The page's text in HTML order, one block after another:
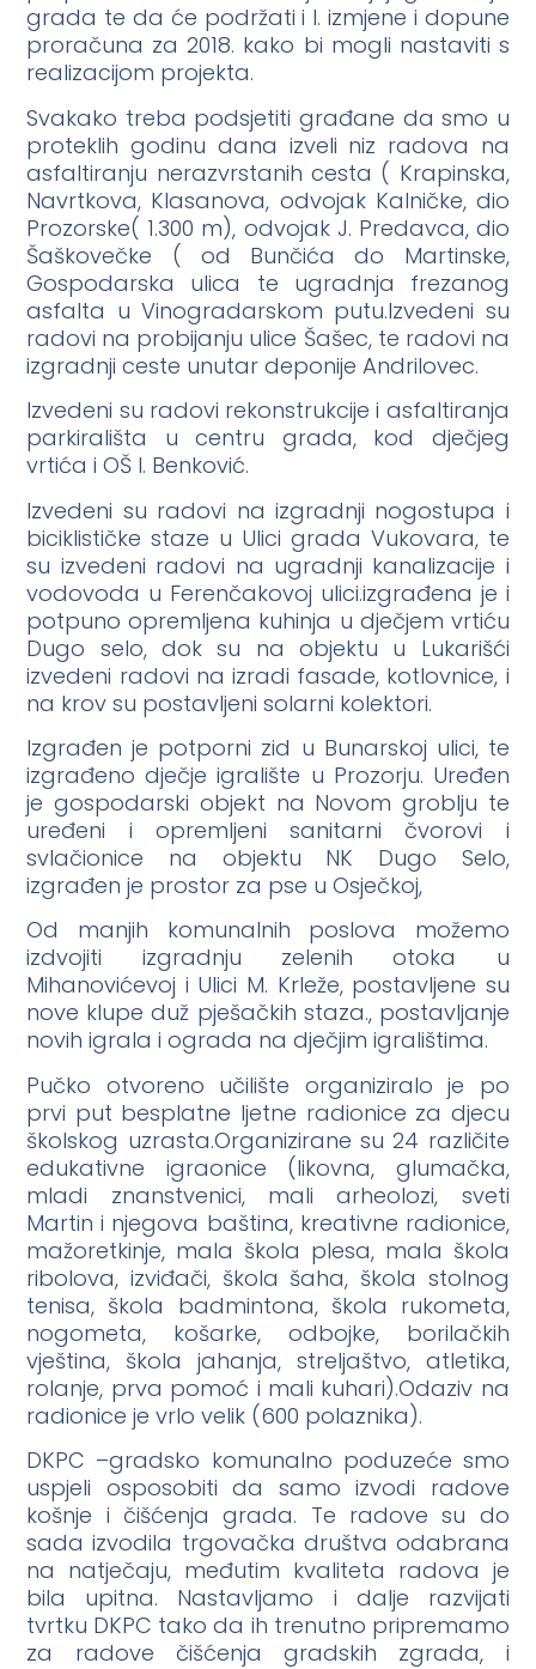
grada te da će podržati i I. izmjene i dopune
proračuna za 2018. kako bi mogli nastaviti s
realizacijom projekta.
Svakako treba podsjetiti građane da smo u
proteklih godinu dana izveli niz radova na
asfaltiranju nerazvrstanih cesta ( Krapinska,
Navrtkova, Klasanova, odvojak Kalničke, dio
Prozorske( 1.300 m), odvojak J. Predavca, dio
Šaškovečke ( od Bunčića do Martinske,
Gospodarska ulica te ugradnja frezanog
asfalta u Vinogradarskom putu.Izvedeni su
radovi na probijanju ulice Šašec, te radovi na
izgradnji ceste unutar deponije Andrilovec.
Izvedeni su radovi rekonstrukcije i asfaltiranja
parkirališta u centru grada, kod dječjeg
vrtića i OŠ I. Benković.
Izvedeni su radovi na izgradnji nogostupa i
biciklističke staze u Ulici grada Vukovara, te
su izvedeni radovi na ugradnji kanalizacije i
vodovoda u Ferenčakovoj ulici.izgrađena je i
potpuno opremljena kuhinja u dječjem vrtiću
Dugo selo, dok su na objektu u Lukarišći
izvedeni radovi na izradi fasade, kotlovnice, i
na krov su postavljeni solarni kolektori.
Izgrađen je potporni zid u Bunarskoj ulici, te
izgrađeno dječje igralište u Prozorju. Uređen
je gospodarski objekt na Novom groblju te
uređeni i opremljeni sanitarni čvorovi i
svlačionice na objektu NK Dugo Selo,
izgrađen je prostor za pse u Osječkoj,
Od manjih komunalnih poslova možemo
izdvojiti izgradnju zelenih otoka u
Mihanovićevoj i Ulici M. Krleže, postavljene su
nove klupe duž pješačkih staza., postavljanje
novih igrala i ograda na dječjim igralištima.
Pučko otvoreno učilište organiziralo je po
prvi put besplatne ljetne radionice za djecu
školskog uzrasta.Organizirane su 24 različite
edukativne igraonice (likovna, glumačka,
mladi znanstvenici, mali arheolozi, sveti
Martin i njegova baština, kreativne radionice,
mažoretkinje, mala škola plesa, mala škola
ribolova, izviđači, škola šaha, škola stolnog
tenisa, škola badmintona, škola rukometa,
nogometa, košarke, odbojke, borilačkih
vještina, škola jahanja, streljaštvo, atletika,
rolanje, prva pomoć i mali kuhari).Odaziv na
radionice je vrlo velik (600 polaznika).
DKPC –gradsko komunalno poduzeće smo
uspjeli osposobiti da samo izvodi radove
košnje i čišćenja grada. Te radove su do
sada izvodila trgovačka društva odabrana
na natječaju, međutim kvaliteta radova je
bila upitna. Nastavljamo i dalje razvijati
tvrtku DKPC tako da ih trenutno pripremamo
za radove čišćenja gradskih zgrada, i